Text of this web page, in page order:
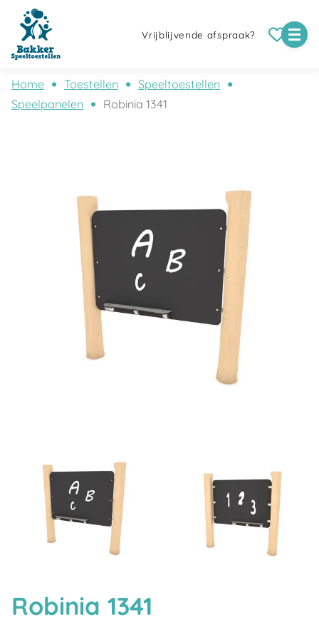
Vrijblijvende afspraak?
Home Toestellen
Speeltoestellen
Speelpanelen
Robinia 1341
Robinia 1341